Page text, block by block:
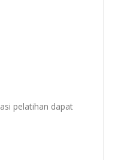
pelatihan dapat